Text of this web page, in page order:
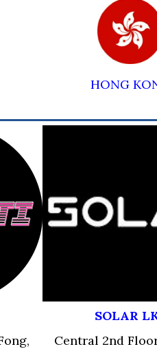
HONG
SOLAR
Central 2nd